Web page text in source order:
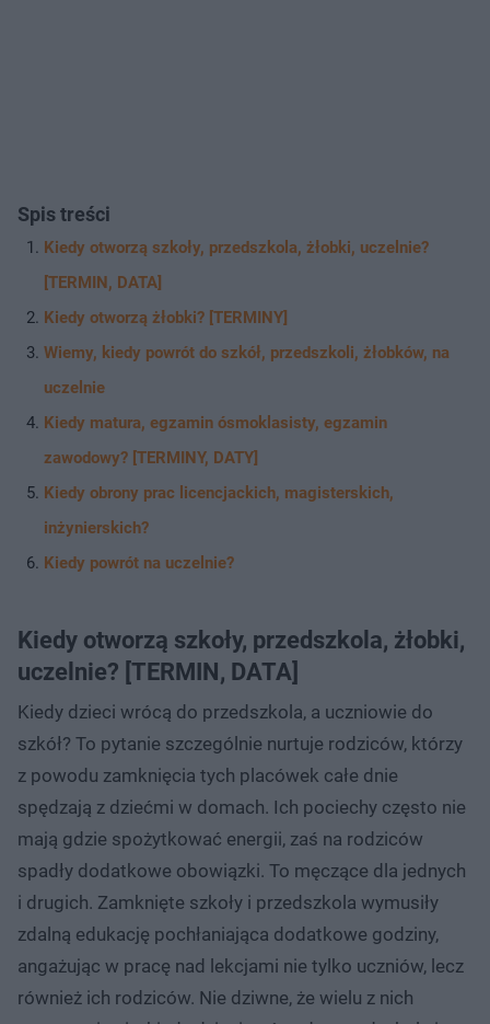
Spis treści
Kiedy otworzą szkoły, przedszkola, żłobki, uczelnie?
[TERMIN, DATA]
Kiedy otworzą żłobki? [TERMINY]
Wiemy, kiedy powrót do szkół, przedszkoli, żłobków, na
uczelnie
Kiedy matura, egzamin ósmoklasisty, egzamin
zawodowy? [TERMINY, DATY]
Kiedy obrony prac licencjackich, magisterskich,
inżynierskich?
Kiedy powrót na uczelnie?
Kiedy otworzą szkoły, przedszkola, żłobki,
uczelnie? [TERMIN, DATA]
Kiedy dzieci wrócą do przedszkola, a uczniowie do
szkół? To pytanie szczególnie nurtuje rodziców, którzy
z powodu zamknięcia tych placówek całe dnie
spędzają z dziećmi w domach. Ich pociechy często nie
mają gdzie spożytkować energii, zaś na rodziców
spadły dodatkowe obowiązki. To męczące dla jednych
i drugich. Zamknięte szkoły i przedszkola wymusiły
zdalną edukację pochłaniająca dodatkowe godziny,
angażując w pracę nad lekcjami nie tylko uczniów, lecz
również ich rodziców. Nie dziwne, że wielu z nich